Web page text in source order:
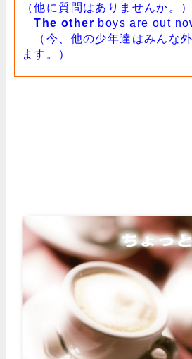
（他に質問はありませんか。）
The other boys are out
（今、他の少年達はみんな
ます。）